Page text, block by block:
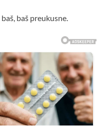
baš preukusne.